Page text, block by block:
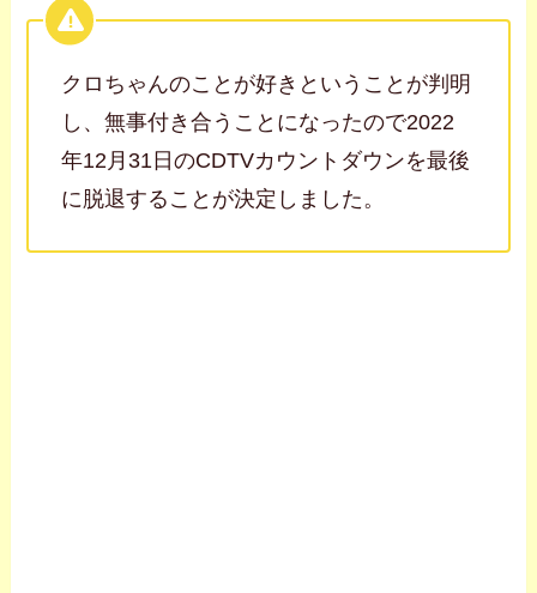
クロちゃんのことが好きということが判明
し、無事付き合うことになったので2022
年12月31日のCDTVカウントダウンを最後
に脱退することが決定しました。